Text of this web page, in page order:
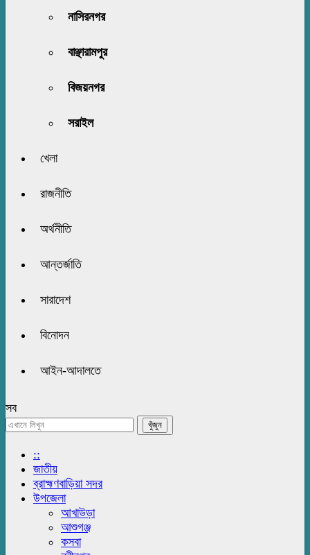
নাসিরনগর
বাঞ্ছারামপুর
বিজয়নগর
সরাইল
খেলা
রাজনীতি
অর্থনীতি
আন্তর্জাতি
সারাদেশ
বিনোদন
আইন-আদালতে
সব
::
জাতীয়
ব্রাহ্মণবাড়িয়া সদর
উপজেলা
আখাউড়া
আশুগঞ্জ
কসবা